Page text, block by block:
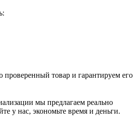
проверенный товар и гарантируем его
мы предлагаем реально
у нас, экономьте время и деньги.